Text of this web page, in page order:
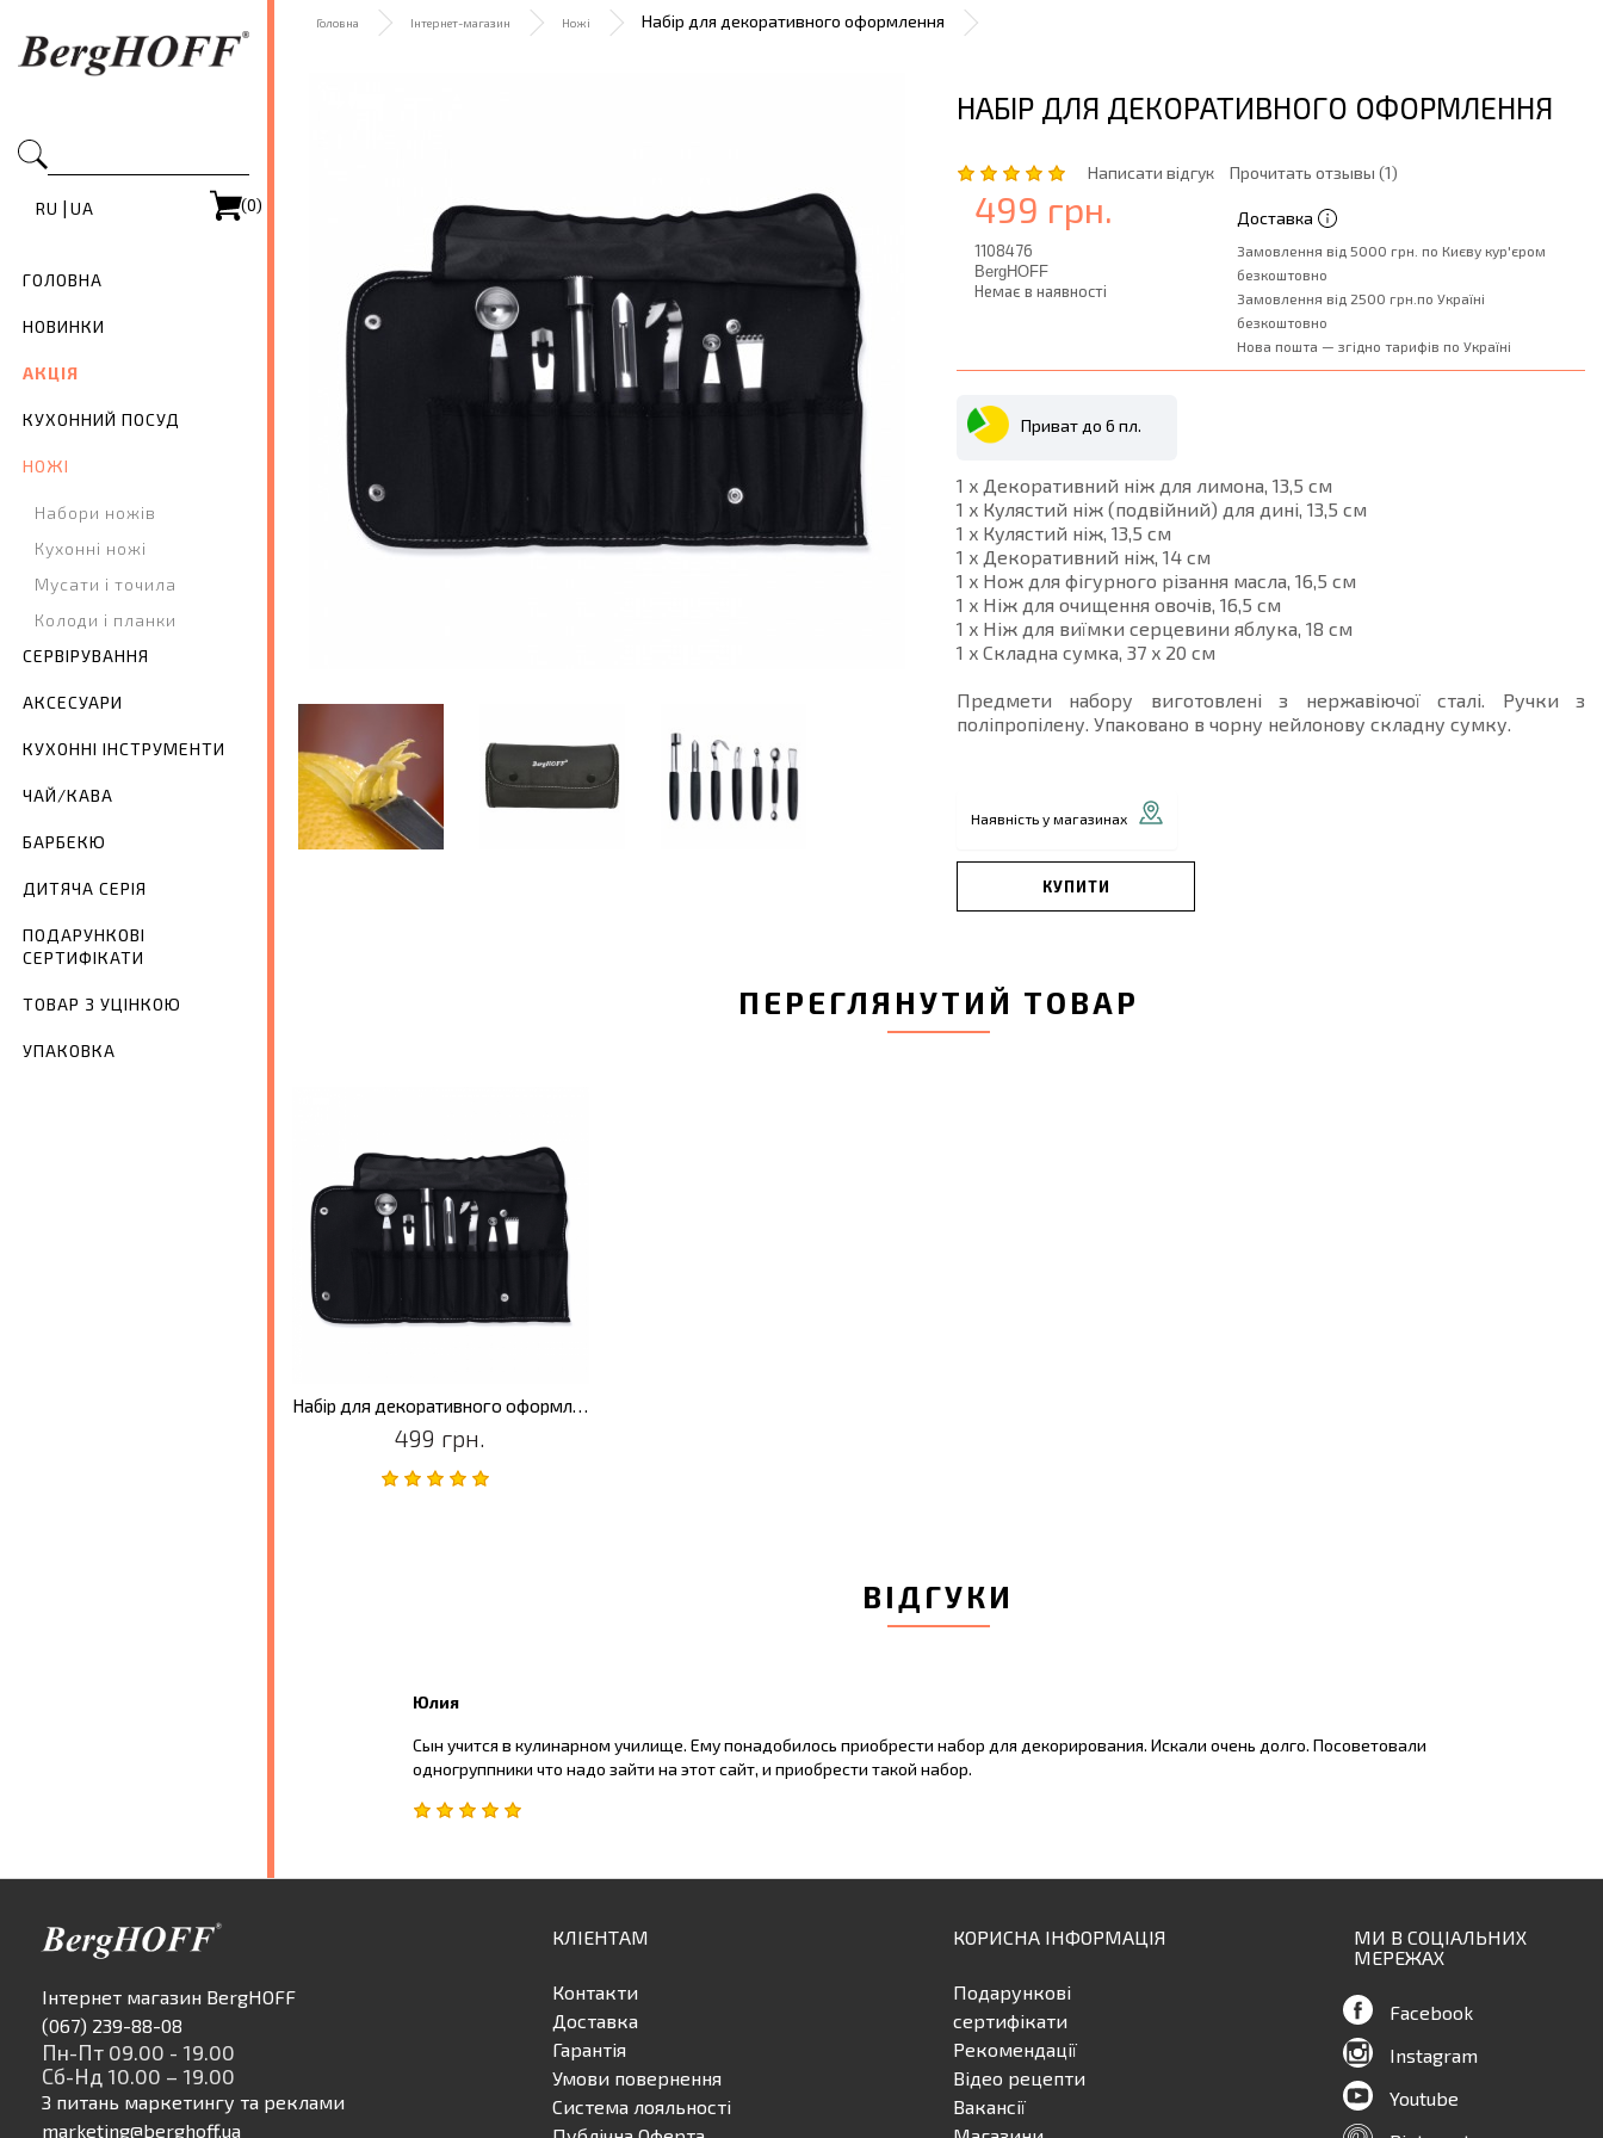
RU | UA (0)
ГОЛОВНА
НОВИНКИ
АКЦІЯ
КУХОННИЙ ПОСУД
НОЖІ
Набори ножів
Кухонні ножі
Мусати і точила
Колоди і планки
СЕРВІРУВАННЯ
АКСЕСУАРИ
КУХОННІ ІНСТРУМЕНТИ
ЧАЙ/КАВА
БАРБЕКЮ
ДИТЯЧА СЕРІЯ
ПОДАРУНКОВІ
СЕРТИФІКАТИ
ТОВАР З УЦІНКОЮ
УПАКОВКА
Головна Інтернет-магазин Ножі Набір для декоративного оформлення
НАБІР ДЛЯ ДЕКОРАТИВНОГО ОФОРМЛЕННЯ
Написати відгук Прочитать отзывы (1)
499 грн.
1108476
BergHOFF
Немає в наявності
Доставка
Замовлення від 5000 грн. по Києву кур'єром
безкоштовно
Замовлення від 2500 грн.по Україні
безкоштовно
Нова пошта — згідно тарифів по Україні
Приват до 6 пл.
1 x Декоративний ніж для лимона, 13,5 см
1 x Кулястий ніж (подвійний) для дині, 13,5 см
1 x Кулястий ніж, 13,5 см
1 x Декоративний ніж, 14 см
1 x Hож для фігурного різання масла, 16,5 см
1 x Ніж для очищення овочів, 16,5 см
1 x Ніж для виїмки серцевини яблука, 18 см
1 x Складна сумка, 37 x 20 см
Предмети набору виготовлені з нержавіючої сталі. Ручки з
поліпропілену. Упаковано в чорну нейлонову складну сумку.
Наявність у магазинах
КУПИТИ
ПЕРЕГЛЯНУТИЙ ТОВАР
Набір для декоративного оформлення
499 грн.
ВІДГУКИ
Юлия
Сын учится в кулинарном училище. Ему понадобилось приобрести набор для декорирования. Искали очень долго. Посоветовали
одногруппники что надо зайти на этот сайт, и приобрести такой набор.
Інтернет магазин BergHOFF
(067) 239-88-08
Пн-Пт 09.00 - 19.00
Сб-Нд 10.00 – 19.00
З питань маркетингу та реклами
marketing@berghoff.ua
КЛІЕНТАМ
Контакти
Доставка
Гарантія
Умови повернення
Система лояльності
КОРИСНА ІНФОРМАЦІЯ
Подарункові
сертифікати
Рекомендації
Відео рецепти
Вакансії
МИ В СОЦІАЛЬНИХ
МЕРЕЖАХ
Facebook
Instagram
Youtube